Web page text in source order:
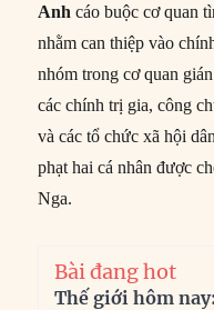
Anh cáo buộc cơ quan
nhằm can thiệp vào
nhóm trong cơ quan
các chính trị gia, công
và các tổ chức xã hội
phạt hai cá nhân được
Nga.
Bài đang hot
Thế giới hôm nay: